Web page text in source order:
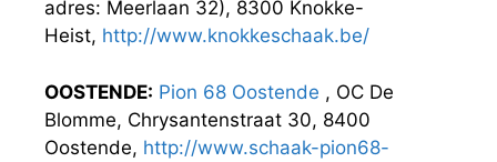
adres: Meerlaan 32), 8300 Knokke-
Heist, http://www.knokkeschaak.be/
OOSTENDE: Pion 68 Oostende , OC De
Blomme, Chrysantenstraat 30, 8400
Oostende, http://www.schaak-pion68-